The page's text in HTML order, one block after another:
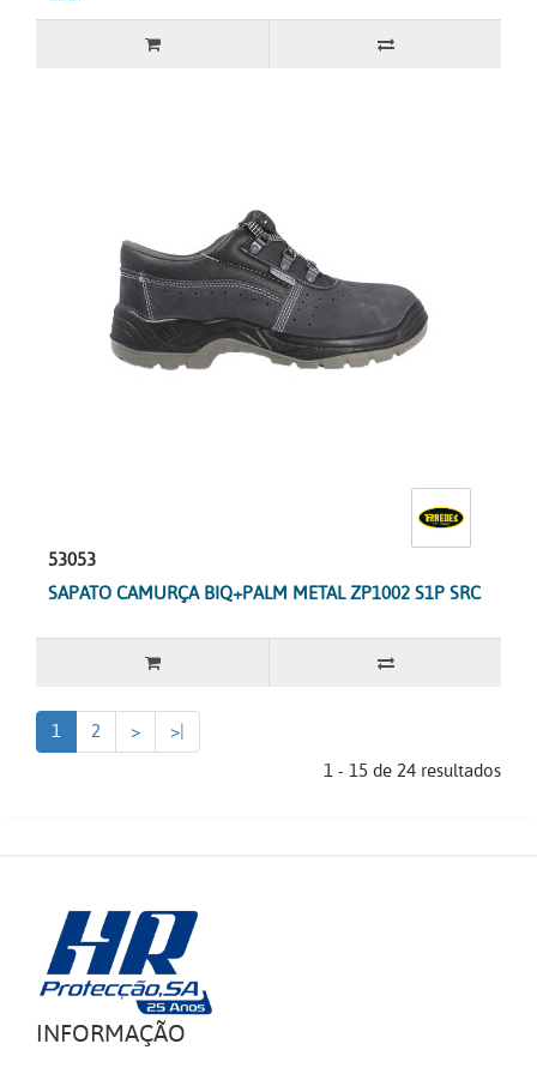
53053
SAPATO CAMURÇA BIQ+PALM METAL ZP1002 S1P SRC
1 2 >
>|
1 - 15 de 24 resultados
INFORMAÇÃO